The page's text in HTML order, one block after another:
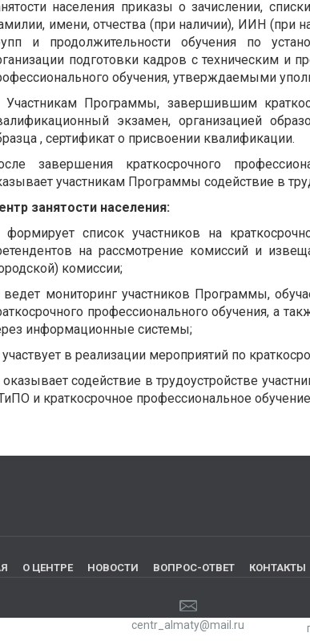
населения приказы о зачислении,
имени, отчества (при наличии), ИИН (при
и продолжительности обучения по
подготовки кадров с техническим и
обучения, утверждаемыми
Участникам Программы, завершившим
экзамен, организацией
, сертификат о присвоении квалификации.
завершения краткосрочного
участникам Программы содействие в
занятости населения:
формирует список участников на
на рассмотрение комиссий и
комиссии;
ведет мониторинг участников Программы,
профессионального обучения, а
информационные системы;
участвует в реализации мероприятий по
оказывает содействие в трудоустройстве
и краткосрочное профессиональное
О ЦЕНТРЕ НОВОСТИ ВОПРОС-ОТВЕТ КОНТАКТЫ
centr_almaty@mail.ru